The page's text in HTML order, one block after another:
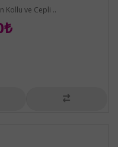
Kollu ve Cepli ..